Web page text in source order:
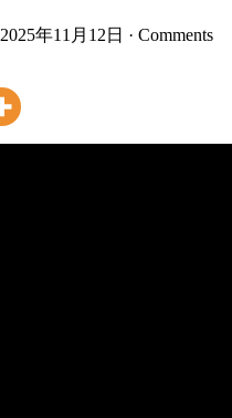
2025年11月12日 · Comments